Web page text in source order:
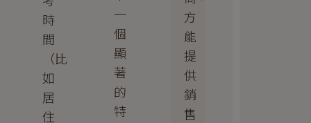
時
間
（比
如
居
住
一
個
顯
著
的
特
方
能
提
供
銷
售